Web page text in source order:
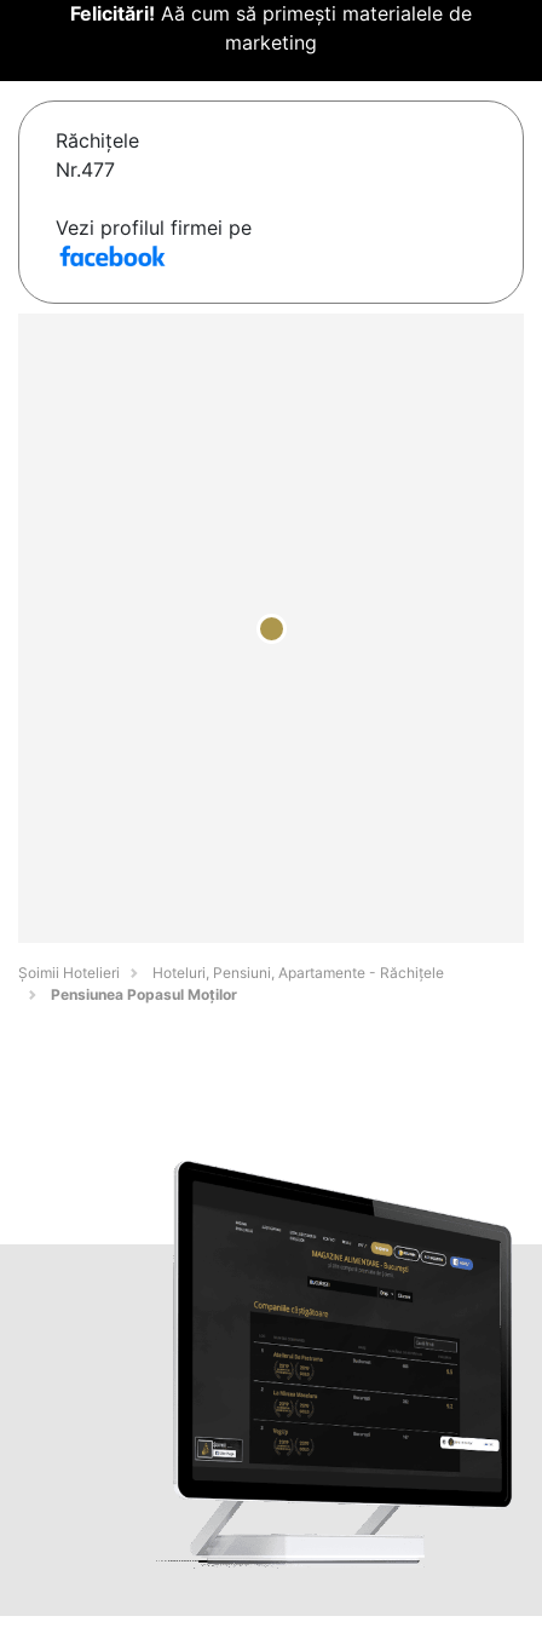
Felicitări! Aă cum să primești materialele de
marketing
Răchiţele
Nr.477
Vezi profilul firmei pe
Șoimii Hotelieri
Hoteluri, Pensiuni, Apartamente - Răchiţele
Pensiunea Popasul Moților